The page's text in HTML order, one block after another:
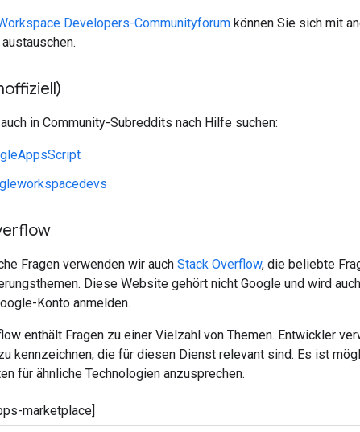
Workspace Developers-Communityforum können Sie sich mit
austauschen.
auch in Community-Subreddits nach Hilfe suchen:
Fragen verwenden wir auch Stack Overflow, die beliebte
Diese Website gehört nicht Google und wird
Konto anmelden.
enthält Fragen zu einer Vielzahl von Themen. Entwickler
zu kennzeichnen, die für diesen Dienst relevant sind. Es ist
für ähnliche Technologien anzusprechen.